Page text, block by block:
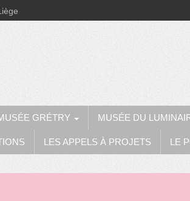
GRÉTRY MUSÉE DU
LES APPELS À PROJETS LE